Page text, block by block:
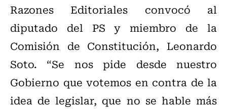
Razones Editoriales convocó al
diputado del PS y miembro de la
Comisión de Constitución, Leonardo
Soto. “Se nos pide desde nuestro
Gobierno que votemos en contra de la
idea de legislar, que no se hable más